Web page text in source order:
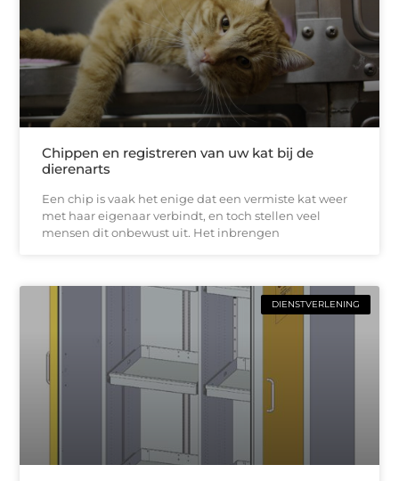
Chippen en registreren van uw kat bij de
dierenarts
Een chip is vaak het enige dat een vermiste kat weer
met haar eigenaar verbindt, en toch stellen veel
mensen dit onbewust uit. Het inbrengen
DIENSTVERLENING